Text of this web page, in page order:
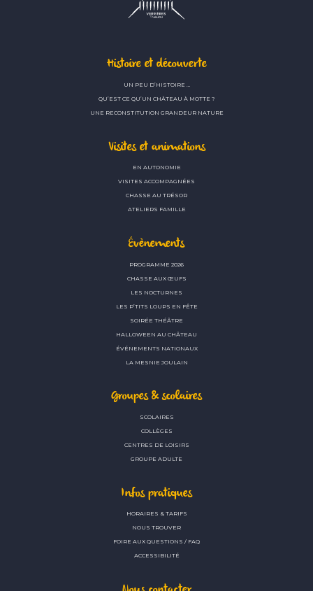
Histoire et découverte
UN PEU D’HISTOIRE …
QU’EST CE QU’UN CHÂTEAU À MOTTE ?
UNE RECONSTITUTION GRANDEUR NATURE
Visites et animations
EN AUTONOMIE
VISITES ACCOMPAGNÉES
CHASSE AU TRÉSOR
ATELIERS FAMILLE
Évènements
PROGRAMME 2026
CHASSE AUX ŒUFS
LES NOCTURNES
LES P’TITS LOUPS EN FÊTE
SOIRÉE THÉÂTRE
HALLOWEEN AU CHÂTEAU
ÉVÉNEMENTS NATIONAUX
LA MESNIE JOULAIN
Groupes & scolaires
SCOLAIRES
COLLÈGES
CENTRES DE LOISIRS
GROUPE ADULTE
Infos pratiques
HORAIRES & TARIFS
NOUS TROUVER
FOIRE AUX QUESTIONS / FAQ
ACCESSIBILITÉ